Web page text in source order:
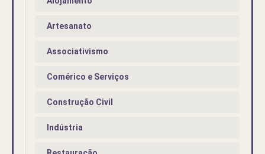
Artesanato
Associativismo
Comérico e Serviços
Construção Civil
Indústria